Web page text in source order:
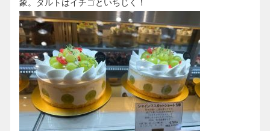
象。タルトはイチゴといちじく！